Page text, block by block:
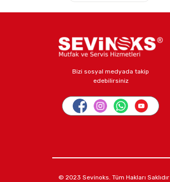
Bizi sosyal medyada takip
edebilirsiniz
© 2023 Sevinoks. Tüm Hakları Saklıdır